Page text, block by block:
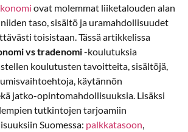
ovat molemmat liiketalouden alan
taso, sisältö ja uramahdollisuudet
toisistaan. Tässä artikkelissa
vs tradenomi-koulutuksia
koulutusten tavoitteita, sisältöjä,
käytännön
jatko-opintomahdollisuuksia. Lisäksi
tutkintojen tarjoamiin
Suomessa: palkkatasoon,